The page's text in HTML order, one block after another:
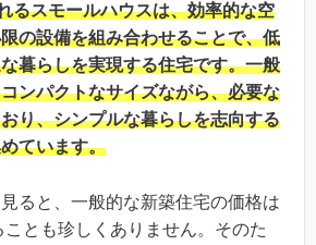
るスモールハウスは、効率的な空
の設備を組み合わせることで、低
暮らしを実現する住宅です。一般
ンパクトなサイズながら、必要な
り、シンプルな暮らしを志向する
ています。
ると、一般的な新築住宅の価格は
とも珍しくありません。そのた